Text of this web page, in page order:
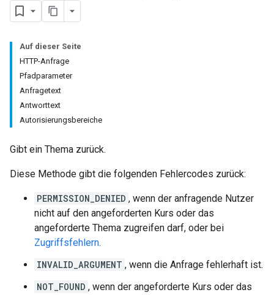
Auf dieser Seite
HTTP-Anfrage
Pfadparameter
Anfragetext
Antworttext
Autorisierungsbereiche
Gibt ein Thema zurück.
Diese Methode gibt die folgenden Fehlercodes zurück:
PERMISSION_DENIED , wenn der anfragende Nutzer
nicht auf den angeforderten Kurs oder das
angeforderte Thema zugreifen darf, oder bei
Zugriffsfehlern.
INVALID_ARGUMENT , wenn die Anfrage fehlerhaft ist.
NOT_FOUND , wenn der angeforderte Kurs oder das